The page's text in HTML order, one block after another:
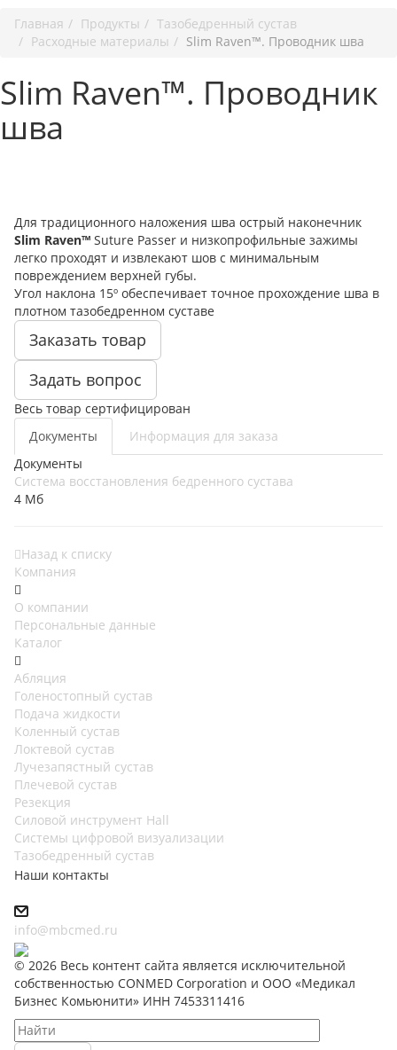
Главная
Продукты
Тазобедренный сустав
Расходные материалы
Slim Raven™. Проводник шва
Slim Raven™. Проводник
шва
Для традиционного наложения шва острый наконечник
Slim Raven™ Suture Passer и низкопрофильные зажимы
легко проходят и извлекают шов с минимальным
повреждением верхней губы.
Угол наклона 15º обеспечивает точное прохождение шва в
плотном тазобедренном суставе
Заказать товар
Задать вопрос
Весь товар сертифицирован
Документы
Информация для заказа
Документы
Система восстановления бедренного сустава
4 Мб
Назад к списку
Компания
О компании
Персональные данные
Каталог
Абляция
Голеностопный сустав
Подача жидкости
Коленный сустав
Локтевой сустав
Лучезапястный сустав
Плечевой сустав
Резекция
Силовой инструмент Hall
Системы цифровой визуализации
Тазобедренный сустав
Наши контакты
info@mbcmed.ru
© 2026 Весь контент сайта является исключительной
собственностью CONMED Corporation и ООО «Медикал
Бизнес Комьюнити» ИНН 7453311416